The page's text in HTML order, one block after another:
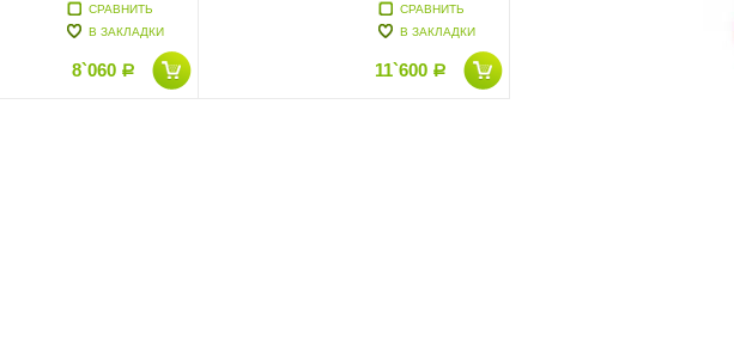
СРАВНИТЬ
В ЗАКЛАДКИ
8`060 Р
СРАВНИТЬ
В ЗАКЛАДКИ
11`600 Р